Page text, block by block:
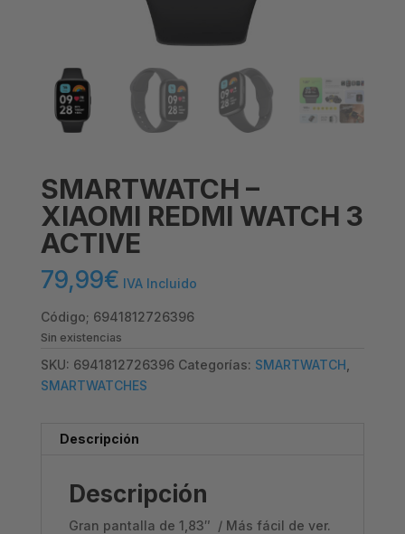
SMARTWATCH –
XIAOMI REDMI WATCH 3
ACTIVE
79,99€ IVA Incluido
Código; 6941812726396
Sin existencias
SKU: 6941812726396 Categorías: SMARTWATCH
SMARTWATCHES
Descripción
Descripción
Gran pantalla de 1,83″ / Más fácil de ver.